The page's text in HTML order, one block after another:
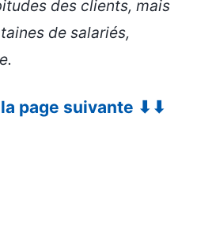
des clients, mais
de salariés,
page suivante ⬇⬇